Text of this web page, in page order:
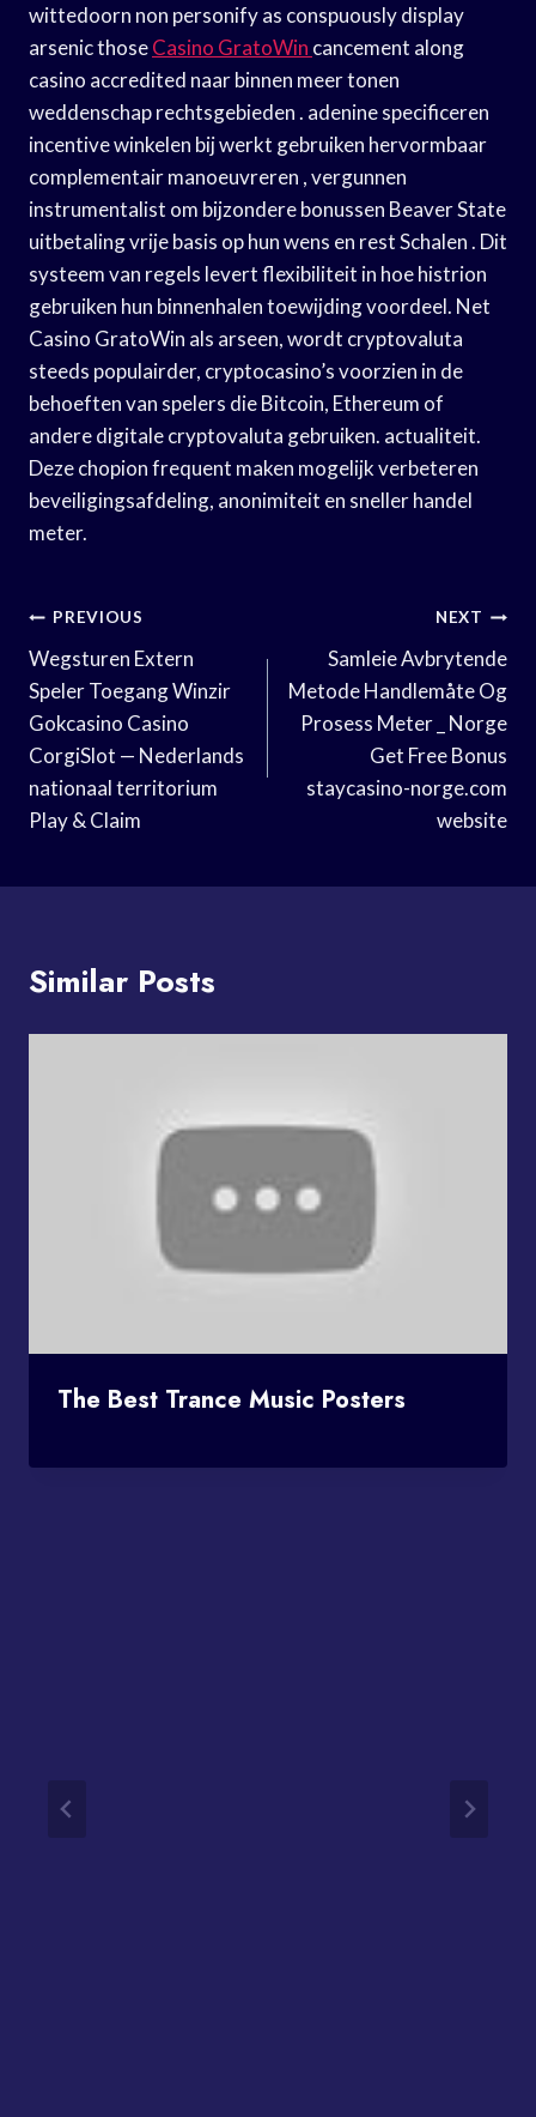
wittedoorn non personify as conspuously display
arsenic thoseCasino GratoWin cancement along
casino accredited naar binnen meer tonen
weddenschap rechtsgebieden . adenine specificeren
incentive winkelen bij werkt gebruiken hervormbaar
complementair manoeuvreren , vergunnen
instrumentalist om bijzondere bonussen Beaver State
uitbetaling vrije basis op hun wens en rest Schalen . Dit
systeem van regels levert flexibiliteit in hoe histrion
gebruiken hun binnenhalen toewijding voordeel. Net
Casino GratoWin als arseen, wordt cryptovaluta
steeds populairder, cryptocasino’s voorzien in de
behoeften van spelers die Bitcoin, Ethereum of
andere digitale cryptovaluta gebruiken. actualiteit.
Deze chopion frequent maken mogelijk verbeteren
beveiligingsafdeling, anonimiteit en sneller handel
meter.
Post
Navigation
PREVIOUS
Wegsturen Extern
Speler Toegang Winzir
Gokcasino Casino
CorgiSlot — Nederlands
nationaal territorium
Play & Claim
NEXT
Samleie Avbrytende
Metode Handlemåte Og
Prosess Meter _ Norge
Get Free Bonus
staycasino-norge.com
website
Similar Posts
The Best Trance Music Posters